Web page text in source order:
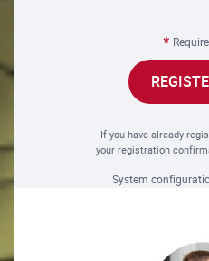
If you have already
your registration
System